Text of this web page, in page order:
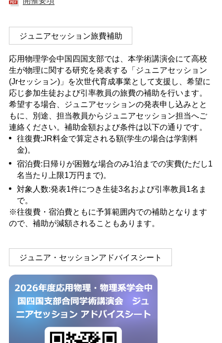
ジュニアセッション旅費補助
応用物理学会中国四国支部では、本学術講演会にて高校
生が物理に関する研究を発表する「ジュニアセッション
(Jrセッション)」を次世代育成事業として支援し、希望に
応じ参加生徒および引率教員の旅費の補助を行います。
希望する場合、ジュニアセッションの発表申し込みとと
もに、別途、担当教員からジュニアセッション担当へご
連絡ください。補助金額および条件は以下の通りです。
往復費:JR料金で算定される額(学生の場合は学割料
金)。
宿泊費:日帰りが困難な場合のみ1泊までの実費(ただし1
名当たり上限1万円まで)。
対象人数:発表1件につき生徒3名および引率教員1名ま
で。
※往復費・宿泊費ともに予算範囲内での補助となります
ので、補助が減額されることもあります。
ジュニア・セッションアドバイスシート